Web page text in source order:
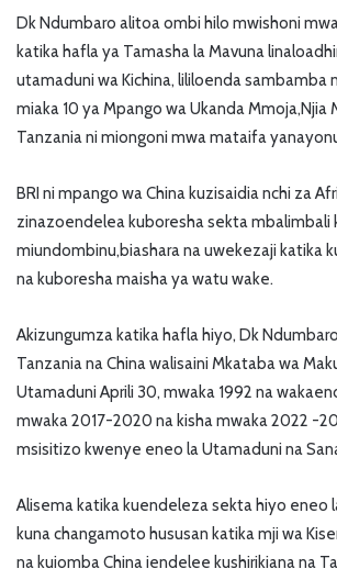
Dk Ndumbaro alitoa ombi hilo mwishoni
katika hafla ya Tamasha la Mavuna
utamaduni wa Kichina, lililoenda sambamba
miaka 10 ya Mpango wa Ukanda Mmoja,Njia
Tanzania ni miongoni mwa mataifa
BRI ni mpango wa China kuzisaidia nchi za
zinazoendelea kuboresha sekta mbalimbali
miundombinu,biashara na uwekezaji katika
na kuboresha maisha ya watu wake.
Akizungumza katika hafla hiyo, Dk
Tanzania na China walisaini Mkataba wa
Utamaduni Aprili 30, mwaka 1992 na
mwaka 2017-2020 na kisha mwaka 2022 -
msisitizo kwenye eneo la Utamaduni na
Alisema katika kuendeleza sekta hiyo eneo
kuna changamoto hususan katika mji wa
na kuiomba China iendelee kushirikiana na